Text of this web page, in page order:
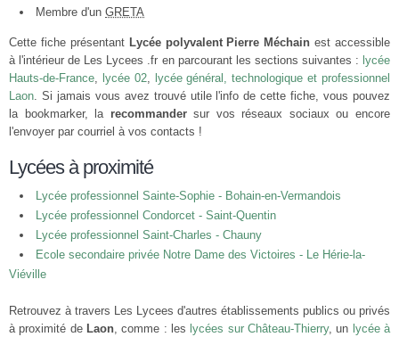
Membre d'un GRETA
Cette fiche présentant Lycée polyvalent Pierre Méchain est accessible
à l'intérieur de Les Lycees .fr en parcourant les sections suivantes : lycée
Hauts-de-France, lycée 02, lycée général, technologique et professionnel
Laon. Si jamais vous avez trouvé utile l'info de cette fiche, vous pouvez
la bookmarker, la recommandersur vos réseaux sociaux ou encore
l'envoyer par courriel à vos contacts !
Lycées à proximité
Lycée professionnel Sainte-Sophie - Bohain-en-Vermandois
Lycée professionnel Condorcet - Saint-Quentin
Lycée professionnel Saint-Charles - Chauny
Ecole secondaire privée Notre Dame des Victoires - Le Hérie-la-
Viéville
Retrouvez à travers Les Lycees d'autres établissements publics ou privés
à proximité de Laon, comme : les lycées sur Château-Thierry, un lycée à